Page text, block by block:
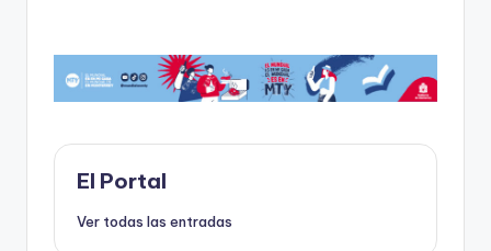
c
e
b
o
o
k
st
o
d
o
n
ai
l
a
ts
A
p
m
p
ar
ti
El Portal
Ver todas las entradas